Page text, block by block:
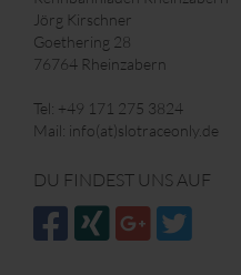
Jörg Kirschner
Goethering 28
76764 Rheinzabern
Tel: +49 171 275 3824
Mail: info(at)slotraceonly.de
DU FINDEST UNS AUF